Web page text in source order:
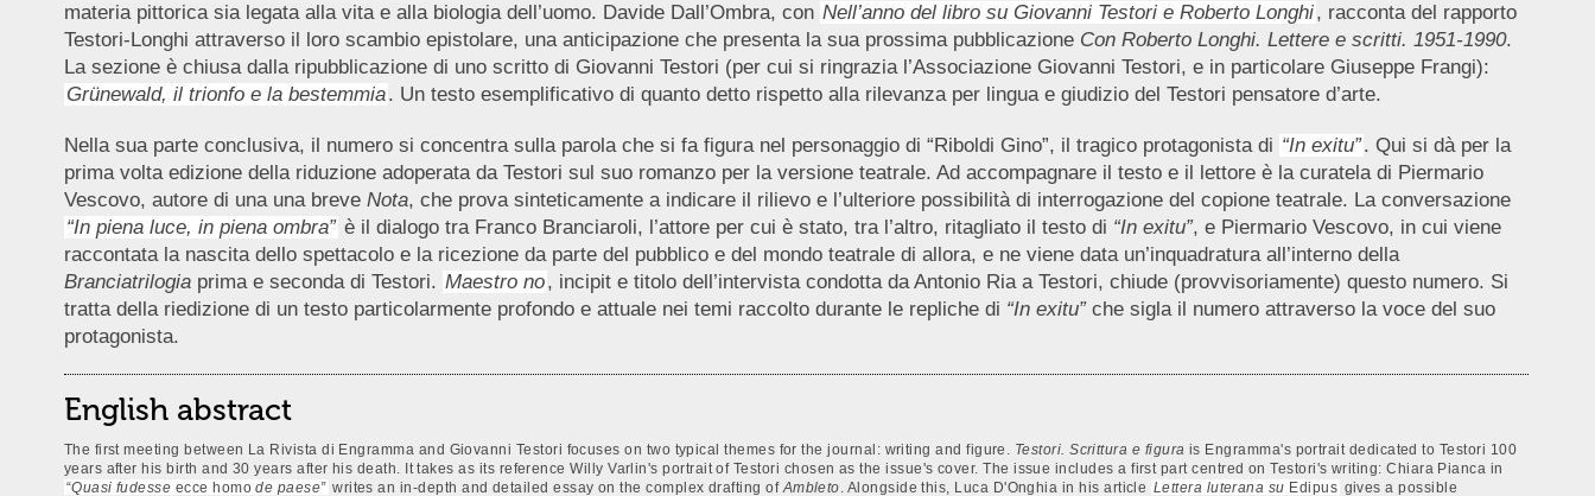
materia pittorica sia legata alla vita e alla biologia dell’uomo. Davide Dall’Ombra, con Nell’anno del libro su Giovanni Testori e Roberto Longhi, racconta del rapporto
Testori-Longhi attraverso il loro scambio epistolare, una anticipazione che presenta la sua prossima pubblicazione Con Roberto Longhi. Lettere e scritti. 1951-1990.
La sezione è chiusa dalla ripubblicazione di uno scritto di Giovanni Testori (per cui si ringrazia l’Associazione Giovanni Testori, e in particolare Giuseppe Frangi):
Grünewald, il trionfo e la bestemmia. Un testo esemplificativo di quanto detto rispetto alla rilevanza per lingua e giudizio del Testori pensatore d’arte.
Nella sua parte conclusiva, il numero si concentra sulla parola che si fa figura nel personaggio di “Riboldi Gino”, il tragico protagonista di “In exitu”. Qui si dà per la
prima volta edizione della riduzione adoperata da Testori sul suo romanzo per la versione teatrale. Ad accompagnare il testo e il lettore è la curatela di Piermario
Vescovo, autore di una una breve Nota, che prova sinteticamente a indicare il rilievo e l’ulteriore possibilità di interrogazione del copione teatrale. La conversazione
“In piena luce, in piena ombra” è il dialogo tra Franco Branciaroli, l’attore per cui è stato, tra l’altro, ritagliato il testo di “In exitu”, e Piermario Vescovo, in cui viene
raccontata la nascita dello spettacolo e la ricezione da parte del pubblico e del mondo teatrale di allora, e ne viene data un’inquadratura all’interno della
Branciatrilogiaprima e seconda di Testori. Maestro no, incipit e titolo dell’intervista condotta da Antonio Ria a Testori, chiude (provvisoriamente) questo numero. Si
tratta della riedizione di un testo particolarmente profondo e attuale nei temi raccolto durante le repliche di “In exitu”che sigla il numero attraverso la voce del suo
protagonista.
English abstract
The first meeting between La Rivista di Engramma and Giovanni Testori focuses on two typical themes for the journal: writing and figure. Testori. Scrittura e figura is Engramma's portrait dedicated to Testori 100
years after his birth and 30 years after his death. It takes as its reference Willy Varlin's portrait of Testori chosen as the issue's cover. The issue includes a first part centred on Testori's writing: Chiara Pianca in
“Quasi fudesse ecce homo de paese” writes an in-depth and detailed essay on the complex drafting of Ambleto . Alongside this, Luca D'Onghia in his article Lettera luterana su Edipus gives a possible